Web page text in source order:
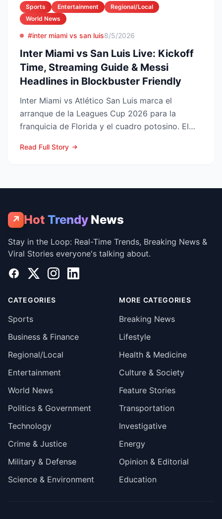
Sports Entertainment
Regional/Local
World News
#inter miami vs san luis8/5/2026
Inter Miami vs San Luis Live: Kickoff
Time, Streaming Guide & Messi
Headlines in Blockbuster Friendly
Inter Miami vs Atlético San Luis marca el
arranque de la Leagues Cup 2026 para la
franquicia de Florida y el cuadro potosino. El
Read Full Story
↗ Hot Trendy News
Stay in the Loop: Real-Time Trends, Breaking News &
Viral Stories everyone's talking about.
Facebook
X InstagramLinkedIn
CATEGORIES
Sports
Business & Finance
Regional/Local
Entertainment
World News
Politics & Government
Technology
Crime & Justice
Military & Defense
Science & Environment
MORE CATEGORIES
Breaking News
Lifestyle
Health & Medicine
Culture & Society
Feature Stories
Transportation
Investigative
Energy
Opinion & Editorial
Education